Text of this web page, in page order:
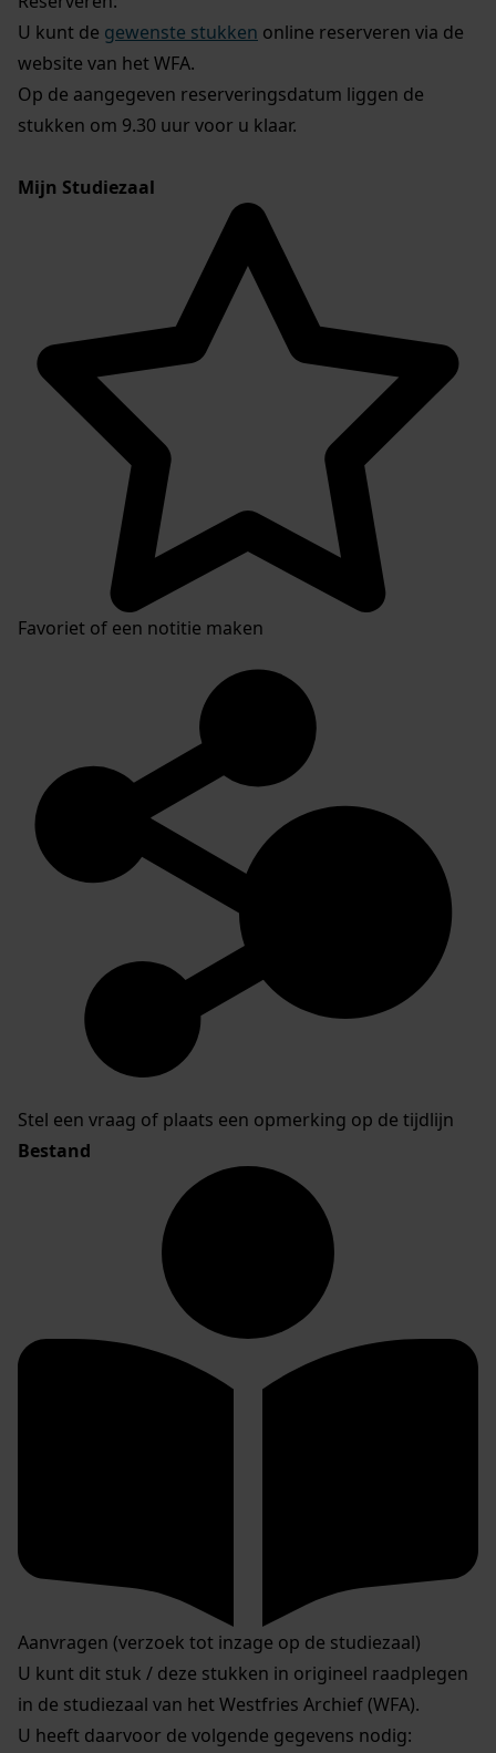
U kunt de gewenste stukken online reserveren via de
website van het WFA.
Op de aangegeven reserveringsdatum liggen de
stukken om 9.30 uur voor u klaar.
Mijn Studiezaal
Favoriet of een notitie maken
Stel een vraag of plaats een opmerking op de tijdlijn
Bestand
Aanvragen (verzoek tot inzage op de studiezaal)
U kunt dit stuk / deze stukken in origineel raadplegen
in de studiezaal van het Westfries Archief (WFA).
U heeft daarvoor de volgende gegevens nodig: